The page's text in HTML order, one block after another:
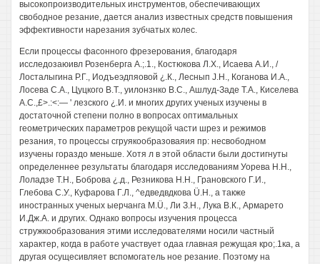
высокопроизводительных инструментов, обеспечивающих
свободное резание, дается анализ известных средств повышения
эффективности нарезания зубчатых колес.
Если процессы фасонного фрезерования, благодаря
исследозаюивл Розенберга А.;.1., Костюкова Л.Х., Исаева А.И., /
Лосталыгина Р.Г., Иодъеэдпяовой ¿.К., Леснып J.H., Коганова И.А.,
Лосева С.А., Цуцкого В.Т., уилонзнко B.C., Ашлуд-Заде Т.А., Киселева
A.C.,£>.:<:— ' лезского ¿.И. и многих других ученых изучены в
достаточной степени полно в вопросах оптимальных
геометрических параметров рекущой части шрез и режимов
резания, то процессы сгруякообразоваяия пр: несвободном
изучены гораздо меньше. Хотя л в этой области были достигнуты
определеннее результаты благодаря исследованиям Уорева H.H.,
Лоладзе Т.Н., Боброва ¿.д., Резникова H.H., Грановского Г.И.,
Глебова С.У., Куфарова Г.Л., ^едведвдкова Ü.H., а также
иностранных ученых ыерчанга M.Ü., Ли З.Н., Лука В.К., Армарето
И.Дж.А. и других. Однако вопросы изучения процесса
стружкообразования этими исследователями носили частный
характер, когда в работе участвует одаа главная режущая кро;.1ка, а
другая осущесивляет вспомогатель ное резание. Поэтому на